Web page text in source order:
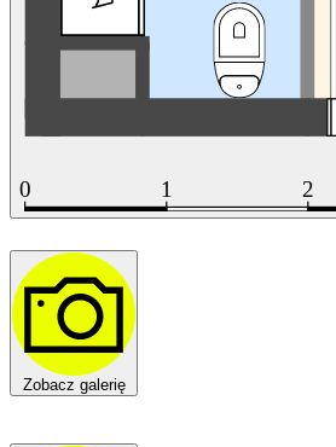
Zobacz galerię